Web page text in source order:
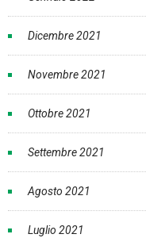
Dicembre 2021
Novembre 2021
Ottobre 2021
Settembre 2021
Agosto 2021
Luglio 2021